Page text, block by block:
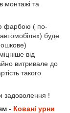
монтажі та
фарбою ( по-
буде
від
витривале до
такого
задоволення !
- Ковані урни